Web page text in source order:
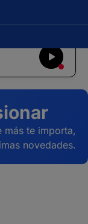
más te importa,
novedades.